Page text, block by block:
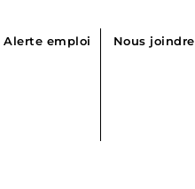
Alerte emploi Nous joindre